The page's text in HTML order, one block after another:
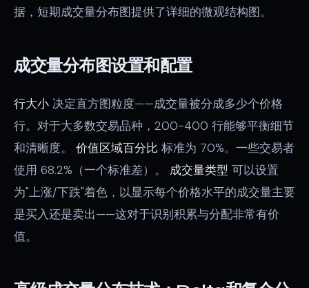
据，短期成交量分布图提供了详细的微观结构图。
成交量分布图设置和配置
行大小 决定直方图粒度——成交量被分成多少个价格
行。对于大多数交易品种，200-400 行能够平衡细节
和清晰度。 价值区域百分比 标准为 70%。一些交易者
使用 68.2%（一个标准差）。 成交量类型 可以设置
为"上涨/下跌"着色，以显示每个价格水平的成交量主要
是买入还是卖出——这对于识别积累与分配非常有价
值。